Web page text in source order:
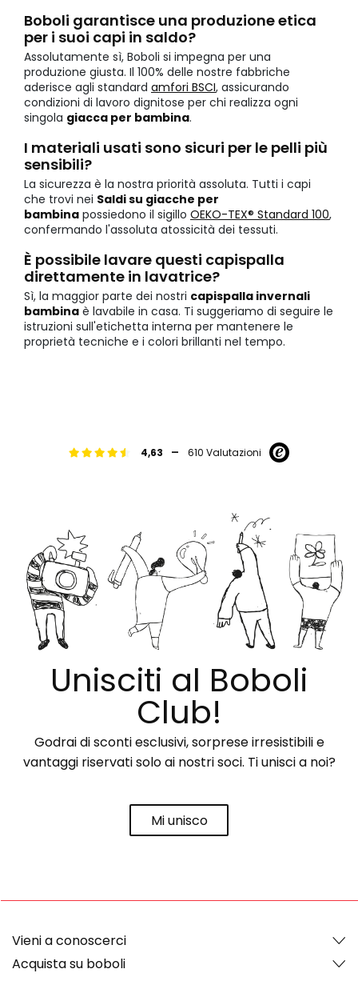
Boboli garantisce una produzione etica
per i suoi capi in saldo?
Assolutamente sì, Boboli si impegna per una
produzione giusta. Il 100% delle nostre fabbriche
aderisce agli standard amfori BSCI, assicurando
condizioni di lavoro dignitose per chi realizza ogni
singola giacca per bambina.
I materiali usati sono sicuri per le pelli più
sensibili?
La sicurezza è la nostra priorità assoluta. Tutti i capi
che trovi nei Saldi su giacche per
bambina possiedono il sigillo OEKO-TEX® Standard 100,
confermando l'assoluta atossicità dei tessuti.
È possibile lavare questi capispalla
direttamente in lavatrice?
Sì, la maggior parte dei nostri capispalla invernali
bambina è lavabile in casa. Ti suggeriamo di seguire le
istruzioni sull'etichetta interna per mantenere le
proprietà tecniche e i colori brillanti nel tempo.
4,63 - 610 Valutazioni
Unisciti al Boboli
Club!
Godrai di sconti esclusivi, sorprese irresistibili e
vantaggi riservati solo ai nostri soci. Ti unisci a noi?
Mi unisco
Vieni a conoscerci
Acquista su boboli